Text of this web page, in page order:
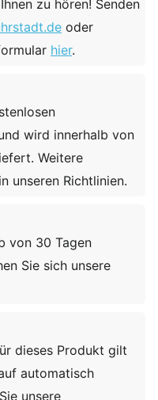
zu hören! Senden
oder
hier.
wird innerhalb von
Weitere
in unseren Richtlinien.
von 30 Tagen
Sie sich unsere
dieses Produkt gilt
automatisch
unsere